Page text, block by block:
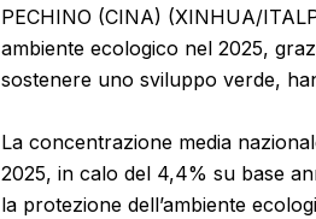
PECHINO (CINA) (XINHUA/
ambiente ecologico nel 2025,
sostenere uno sviluppo verde,
La concentrazione media
2025, in calo del 4,4% su base
la protezione dell’ambiente